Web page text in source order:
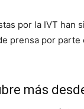
por la IVT han
prensa por parte
más